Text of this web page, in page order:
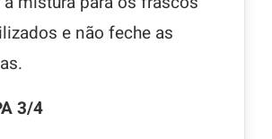
e não feche as
3/4